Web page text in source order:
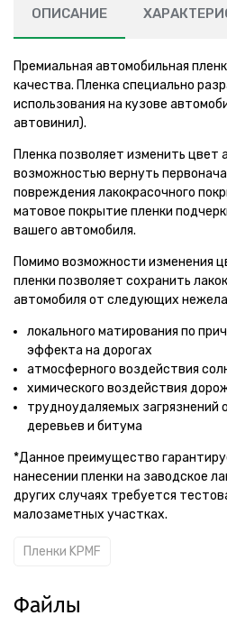
ОПИСАНИЕ
Премиальная автомобильная
качества. Пленка специально
использования на кузове
автовинил).
Пленка позволяет изменить цвет
возможностью вернуть
повреждения лакокрасочного
матовое покрытие пленки
вашего автомобиля.
Помимо возможности изменения
пленки позволяет сохранить
автомобиля от следующих
локального матирования по
эффекта на дорогах
атмосферного воздействия
химического воздействия
трудноудаляемых загрязнений
деревьев и битума
*Данное преимущество
нанесении пленки на заводское
других случаях требуется
малозаметных участках.
Пленки KPMF
Файлы